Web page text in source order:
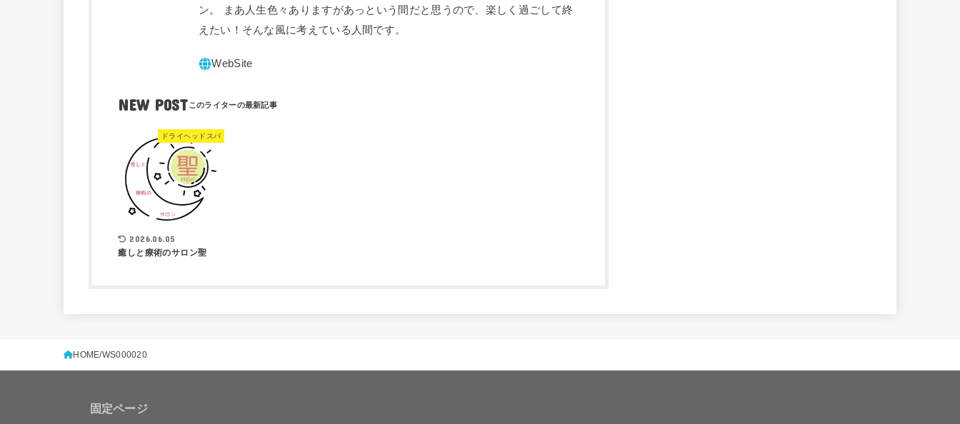
ン。 まあ人生色々ありますがあっという間だと思うので、楽しく過ごして終
えたい！そんな風に考えている人間です。
NEW POST
ドライヘッドスパ
2026.06.05
癒しと療術のサロン聖
HOME WS000020
固定ページ